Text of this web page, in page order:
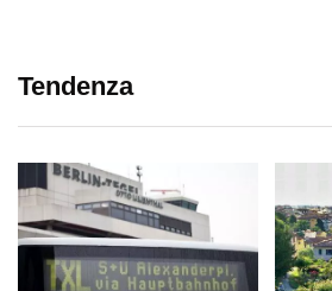
Tendenza